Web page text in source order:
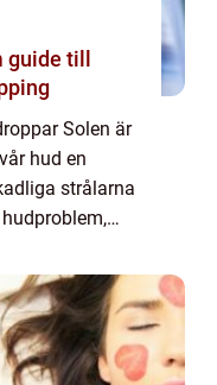
Solen är
hud en
strålarna
en solky...